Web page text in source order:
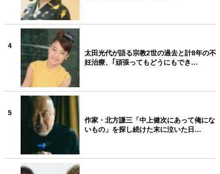
4
太田光代が語る宗教2世の過去と計8年の不
妊治療、｢頑張ってもどうにもでき…
5
作家・北方謙三「中上健次にあって俺にな
いもの」を探し続けた末に泣いた日…